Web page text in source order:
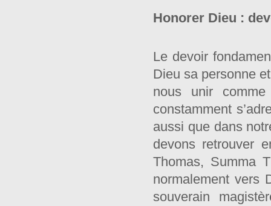
Honorer Dieu :
Le devoir
Dieu sa personne
nous unir
constamment
aussi que dans
devons retrouver
Thomas, Summa
normalement vers
souverain